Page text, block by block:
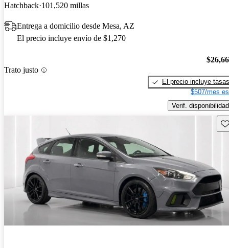
Hatchback 101,520 millas
Entrega a domicilio desde Mesa, AZ
El precio incluye envío de $1,270
Trato justo
El precio incluye tasas
$507/mes
Verif. disponibilidad